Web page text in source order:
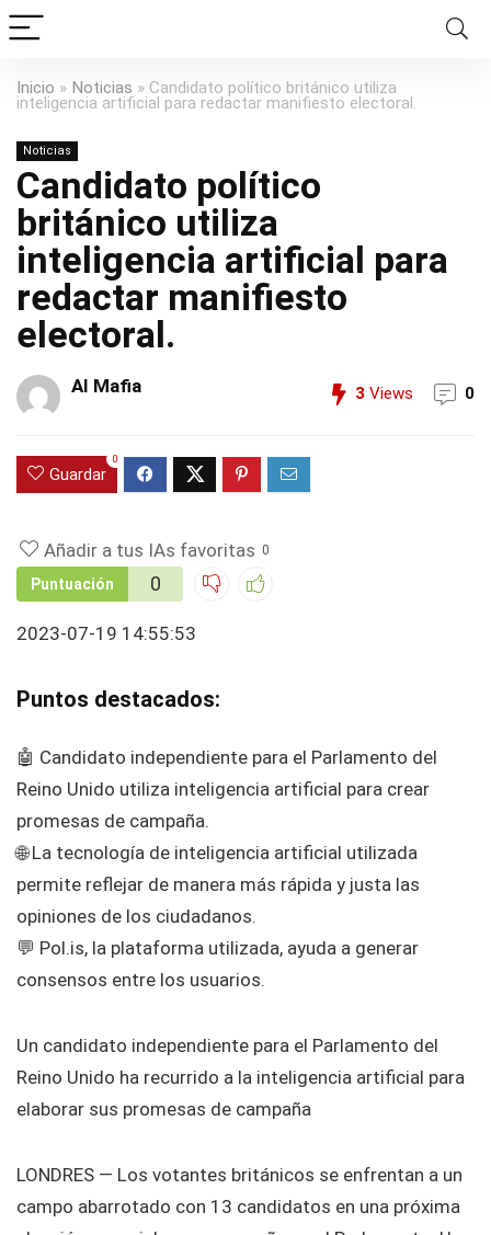
Inicio » Noticias » Candidato político británico utiliza
inteligencia artificial para redactar manifiesto electoral.
Noticias
Candidato político
británico utiliza
inteligencia artificial para
redactar manifiesto
electoral.
AI Mafia 3 Views 0
Guardar
0
Añadir a tus IAs favoritas 0
Puntuación 0
2023-07-19 14:55:53
Puntos destacados:
🤖 Candidato independiente para el Parlamento del
Reino Unido utiliza inteligencia artificial para crear
promesas de campaña.
🌐 La tecnología de inteligencia artificial utilizada
permite reflejar de manera más rápida y justa las
opiniones de los ciudadanos.
💬 Pol.is, la plataforma utilizada, ayuda a generar
consensos entre los usuarios.
Un candidato independiente para el Parlamento del
Reino Unido ha recurrido a la inteligencia artificial para
elaborar sus promesas de campaña
LONDRES — Los votantes británicos se enfrentan a un
campo abarrotado con 13 candidatos en una próxima